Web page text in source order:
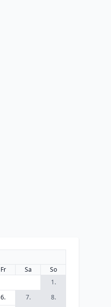
Fr Sa
So
1.
6. 7.
8.